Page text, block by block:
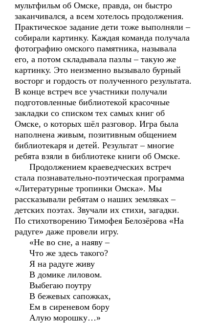
мультфильм об Омске, правда, он быстро
заканчивался, а всем хотелось продолжения.
Практическое задание дети тоже выполняли –
собирали картинку. Каждая команда получала
фотографию омского памятника, называла
его, а потом складывала пазлы – такую же
картинку. Это неизменно вызывало бурный
восторг и гордость от полученного результата.
В конце встреч все участники получали
подготовленные библиотекой красочные
закладки со списком тех самых книг об
Омске, о которых шёл разговор. Игра была
наполнена живым, позитивным общением
библиотекаря и детей. Результат – многие
ребята взяли в библиотеке книги об Омске.
Продолжением краеведческих встреч
стала познавательно-поэтическая программа
«Литературные тропинки Омска». Мы
рассказывали ребятам о наших земляках –
детских поэтах. Звучали их стихи, загадки.
По стихотворению Тимофея Белозёрова «На
радуге» даже провели игру.
«Не во сне, а наяву –
Что же здесь такого?
Я на радуге живу
В домике лиловом.
Выбегаю поутру
В бежевых сапожках,
Ем в сиреневом бору
Алую морошку…»